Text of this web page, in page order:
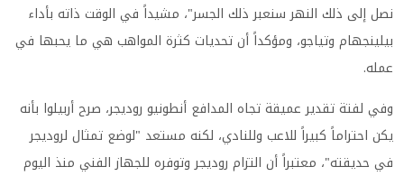
نصل إلى ذلك النهر سنعبر ذلك الجسر"، مشيداً في الوقت ذاته بأداء
بيلينجهام وتياجو، ومؤكداً أن تحديات كثرة المواهب هي ما يحبها في
عمله.
وفي لفتة تقدير عميقة تجاه المدافع أنطونيو روديجر، صرح أربيلوا بأنه
يكن احتراماً كبيراً للاعب وللنادي، لكنه مستعد "لوضع تمثال لروديجر
في حديقته"، معتبراً أن التزام روديجر وتوفره للجهاز الفني منذ اليوم